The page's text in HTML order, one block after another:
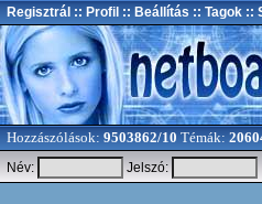
Regisztrál :: Profil :: Beállítás :: Tagok ::
Hozzászólások: 9503862/10 Témák:
Név:
Jelszó: